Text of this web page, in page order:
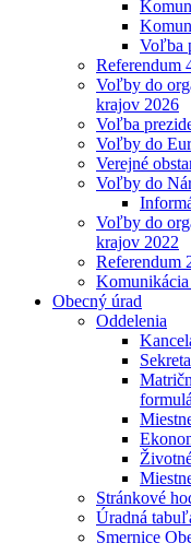
Voľba
Referendum
Voľby do
krajov 2026
Voľba
Voľby do
Verejné
Voľby do
Voľby do
krajov 2022
Referendum
Obecný úrad
Oddelenia
Stránkové
Úradná
Smernice